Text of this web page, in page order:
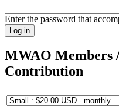
Enter the password that
MWAO Members
Contribution